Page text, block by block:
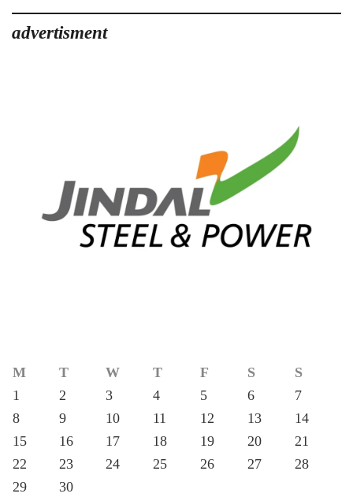
advertisment
M T W T F S
S
1
2 3 4 5 6
7
8
9 10 11 12 13
14
15
16 17 18 19 20
21
22
23 24 25 26 27
28
29
30